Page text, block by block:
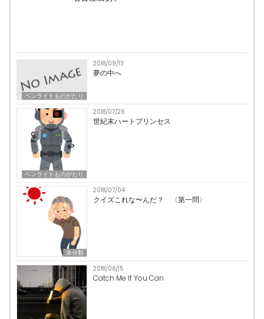
ペンライトものがたり
2018/09/13
夢の中へ
ペンライトものがたり
2018/07/26
世紀末ハートプリンセス
未分類
2018/07/04
クイズこれな〜んだ？ 〈第一問〉
2018/06/15
Catch Me If You Can